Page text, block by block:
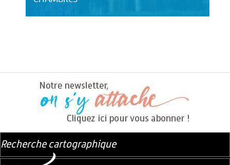
Recherche cartographique